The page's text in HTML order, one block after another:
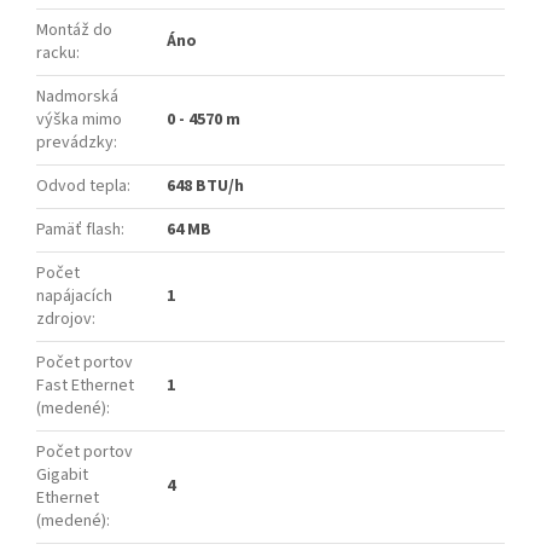
Montáž do
racku: Áno
Nadmorská
výška mimo
prevádzky:
0 - 4570 m
Odvod tepla:
648 BTU/h
Pamäť flash:
64 MB
Počet
napájacích
zdrojov:
1
Počet portov
Fast Ethernet
(medené):
1
Počet portov
Gigabit
Ethernet
(medené):
4